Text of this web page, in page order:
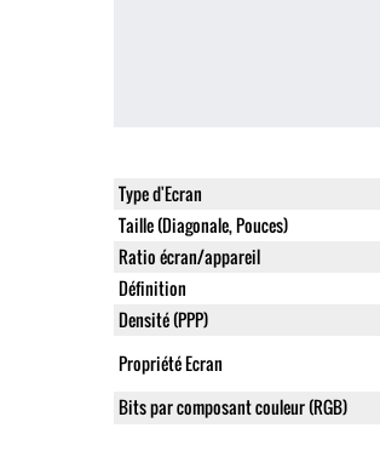
Type d'Ecran
Taille (Diagonale, Pouces)
Ratio écran/appareil
Définition
Densité (PPP)
Propriété Ecran
Bits par composant couleur (RGB)